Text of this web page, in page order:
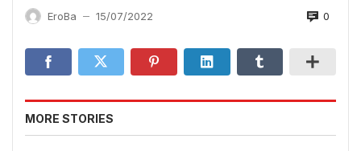
EroBa — 15/07/2022 0
MORE STORIES